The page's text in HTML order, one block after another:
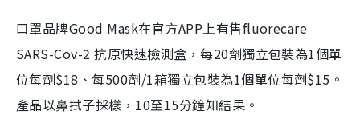
口罩品牌Good Mask在官方APP上有售fluorecare
SARS-Cov-2 抗原快速檢測盒，每20劑獨立包裝為1個單
位每劑$18、每500劑/1箱獨立包裝為1個單位每劑$15。
產品以鼻拭子採樣，10至15分鐘知結果。